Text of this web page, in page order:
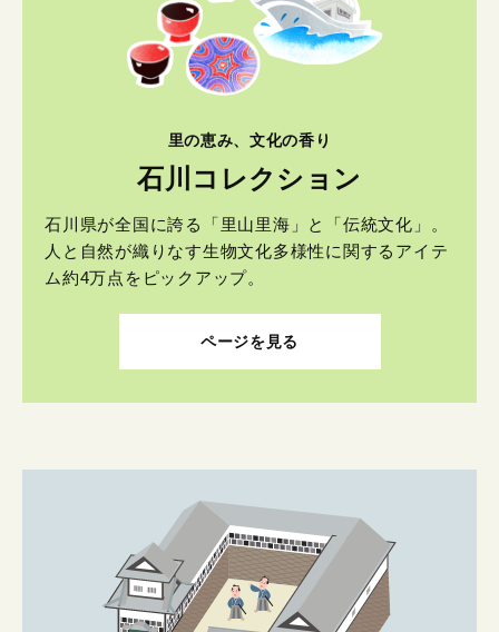
里の恵み、文化の香り
石川コレクション
石川県が全国に誇る「里山里海」と「伝統文化」。
人と自然が織りなす生物文化多様性に関するアイテ
ム約4万点をピックアップ。
ページを見る